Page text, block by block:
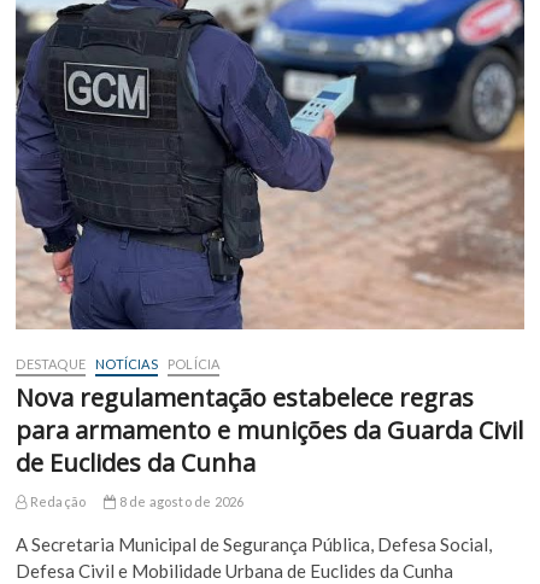
DESTAQUE NOTÍCIAS POLÍCIA
Nova regulamentação estabelece regras
para armamento e munições da Guarda Civil
de Euclides da Cunha
Redação 8 de agosto de 2026
A Secretaria Municipal de Segurança Pública, Defesa Social,
Defesa Civil e Mobilidade Urbana de Euclides da Cunha